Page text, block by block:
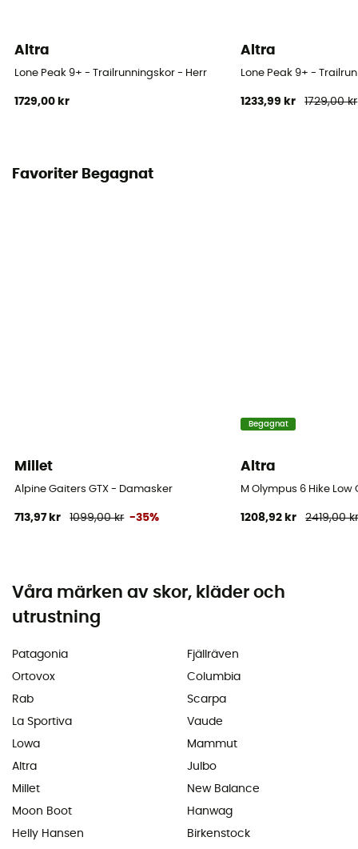
Altra
Lone Peak 9+ - Trailrunningskor - Herr
1729,00 kr
Altra
Lone Peak 9+ -
1233,99 kr 1729,00 kr
Favoriter Begagnat
Millet
Alpine Gaiters GTX - Damasker
713,97 kr 1099,00 kr -35%
Begagnat
Altra
M Olympus 6 Hike
1208,92 kr 2419,00
Våra märken av skor, kläder och
utrustning
Patagonia
Ortovox
Rab
La Sportiva
Lowa
Altra
Millet
Moon Boot
Helly Hansen
Fjällräven
Columbia
Scarpa
Vaude
Mammut
Julbo
New Balance
Hanwag
Birkenstock